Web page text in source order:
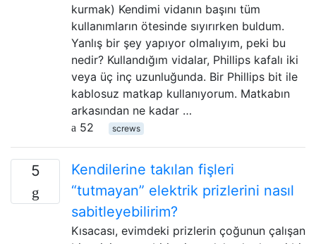
kurmak) Kendimi vidanın başını tüm
kullanımların ötesinde sıyırırken buldum.
Yanlış bir şey yapıyor olmalıyım, peki bu
nedir? Kullandığım vidalar, Phillips kafalı iki
veya üç inç uzunluğunda. Bir Phillips bit ile
kablosuz matkap kullanıyorum. Matkabın
arkasından ne kadar …
52
screws
5
Kendilerine takılan fişleri
“tutmayan” elektrik prizlerini nasıl
sabitleyebilirim?
Kısacası, evimdeki prizlerin çoğunun çalışan